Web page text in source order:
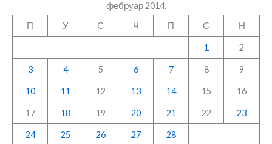
фебруар 2014.
П
У С Ч П С Н
1 2
3 4 5 6 7 8 9
10 11 12 13 14 15 16
17 18 19 20 21 22 23
24 25 26 27 28